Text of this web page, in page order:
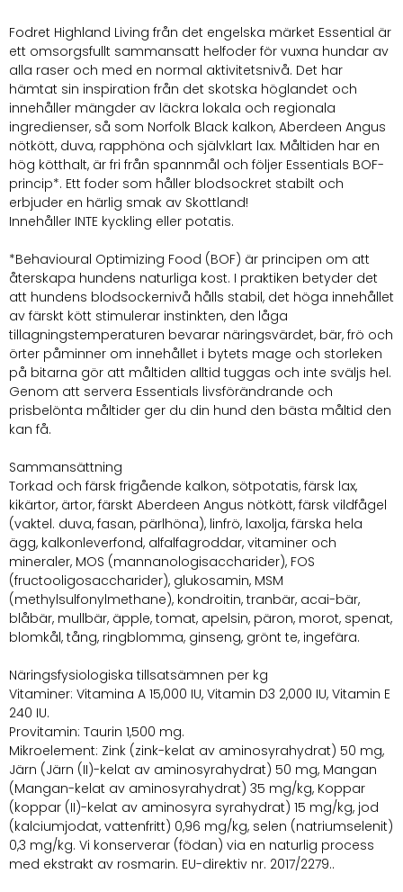
Fodret Highland Living från det engelska märket Essential är
ett omsorgsfullt sammansatt helfoder för vuxna hundar av
alla raser och med en normal aktivitetsnivå. Det har
hämtat sin inspiration från det skotska höglandet och
innehåller mängder av läckra lokala och regionala
ingredienser, så som Norfolk Black kalkon, Aberdeen Angus
nötkött, duva, rapphöna och självklart lax. Måltiden har en
hög kötthalt, är fri från spannmål och följer Essentials BOF-
princip*. Ett foder som håller blodsockret stabilt och
erbjuder en härlig smak av Skottland!
Innehåller INTE kyckling eller potatis.
*Behavioural Optimizing Food (BOF) är principen om att
återskapa hundens naturliga kost. I praktiken betyder det
att hundens blodsockernivå hålls stabil, det höga innehållet
av färskt kött stimulerar instinkten, den låga
tillagningstemperaturen bevarar näringsvärdet, bär, frö och
örter påminner om innehållet i bytets mage och storleken
på bitarna gör att måltiden alltid tuggas och inte sväljs hel.
Genom att servera Essentials livsförändrande och
prisbelönta måltider ger du din hund den bästa måltid den
kan få.
Sammansättning
Torkad och färsk frigående kalkon, sötpotatis, färsk lax,
kikärtor, ärtor, färskt Aberdeen Angus nötkött, färsk vildfågel
(vaktel. duva, fasan, pärlhöna), linfrö, laxolja, färska hela
ägg, kalkonleverfond, alfalfagroddar, vitaminer och
mineraler, MOS (mannanologisaccharider), FOS
(fructooligosaccharider), glukosamin, MSM
(methylsulfonylmethane), kondroitin, tranbär, acai-bär,
blåbär, mullbär, äpple, tomat, apelsin, päron, morot, spenat,
blomkål, tång, ringblomma, ginseng, grönt te, ingefära.
Näringsfysiologiska tillsatsämnen per kg
Vitaminer: Vitamina A 15,000 IU, Vitamin D3 2,000 IU, Vitamin E
240 IU.
Provitamin: Taurin 1,500 mg.
Mikroelement: Zink (zink-kelat av aminosyrahydrat) 50 mg,
Järn (Järn (II)-kelat av aminosyrahydrat) 50 mg, Mangan
(Mangan-kelat av aminosyrahydrat) 35 mg/kg, Koppar
(koppar (II)-kelat av aminosyra syrahydrat) 15 mg/kg, jod
(kalciumjodat, vattenfritt) 0,96 mg/kg, selen (natriumselenit)
0,3 mg/kg. Vi konserverar (födan) via en naturlig process
med ekstrakt av rosmarin. EU-direktiv nr. 2017/2279..